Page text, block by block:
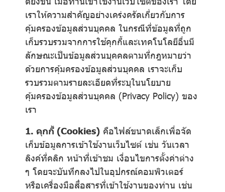
เราให้ความสำคัญอย่างเคร่งครัดเกี่ยวกับการ
คุ้มครองข้อมูลส่วนบุคคล ในกรณีที่ข้อมูลที่ถูก
เก็บรวบรวมจากการใช้คุกกี้และเทคโนโลยีอื่นมี
ลักษณะเป็นข้อมูลส่วนบุคคลตามที่กฎหมายว่า
ด้วยการคุ้มครองข้อมูลส่วนบุคคล เราจะเก็บ
รวบรวมตามรายละเอียดที่ระบุในนโยบาย
คุ้มครองข้อมูลส่วนบุคคล (Privacy Policy) ของ
เรา
1. คุกกี้ (Cookies) คือไฟล์ขนาดเล็กเพื่อจัด
เก็บข้อมูลการเข้าใช้งานเว็บไซต์ เช่น วันเวลา
ลิงค์ที่คลิก หน้าที่เข้าชม เงื่อนไขการตั้งค่าต่าง
ๆ โดยจะบันทึกลงไปในอุปกรณ์คอมพิวเตอร์
หรือเครื่องมือสื่อสารที่เข้าใช้งานของท่าน เช่น